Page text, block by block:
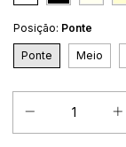
Posição: Ponte
Ponte Meio